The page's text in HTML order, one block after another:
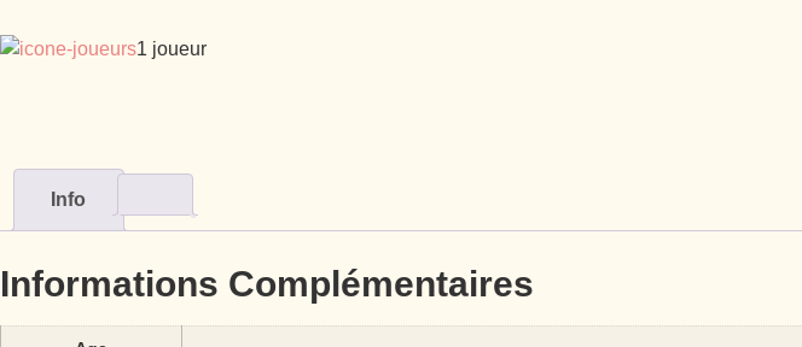
1 joueur
Info
Informations Complémentaires